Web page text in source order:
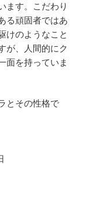
ます。こだわり
る頑固者ではあ
けのようなこと
が、人間的にク
面を持っていま
とその性格で